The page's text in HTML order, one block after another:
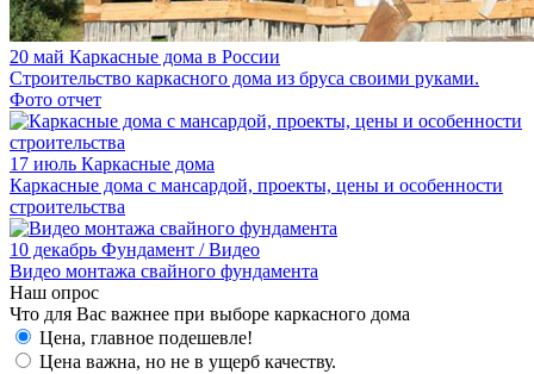
20 май Каркасные дома в России
Строительство каркасного дома из бруса своими руками.
Фото отчет
17 июль Каркасные дома
Каркасные дома с мансардой, проекты, цены и особенности
строительства
10 декабрь Фундамент / Видео
Видео монтажа свайного фундамента
Наш опрос
Что для Вас важнее при выборе каркасного дома
Цена, главное подешевле!
Цена важна, но не в ущерб качеству.